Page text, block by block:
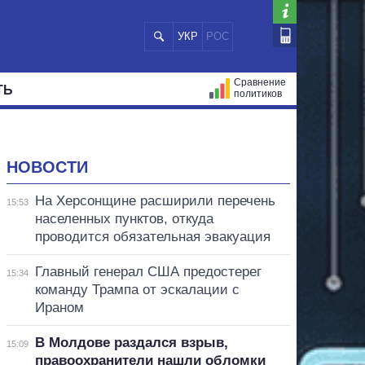
УКР РОС
Сравнение
политиков
НОВОСТИ
15:53
На Херсонщине расширили перечень
населенных пунктов, откуда
проводится обязательная эвакуация
15:34
Главный генерал США предостерег
команду Трампа от эскалации с
Ираном
15:09
В Молдове раздался взрыв,
правоохранители нашли обломки